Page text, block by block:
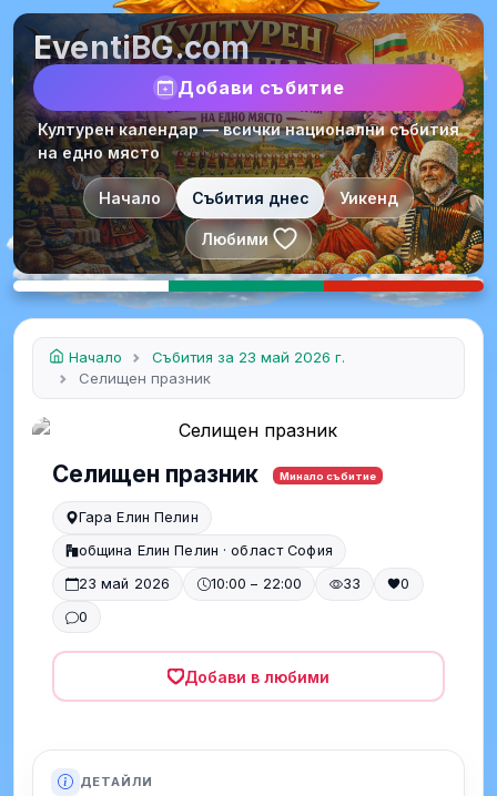
EventiBG.com
Добави събитие
Културен календар — всички национални събития
на едно място
Начало Събития днес Уикенд
Любими
Начало
Събития за 23 май 2026 г.
Селищен празник
Селищен празник Минало събитие
Гара Елин Пелин
община Елин Пелин · област София
23 май 2026
10:00 – 22:00 33
0
0
Добави в любими
ДЕТАЙЛИ